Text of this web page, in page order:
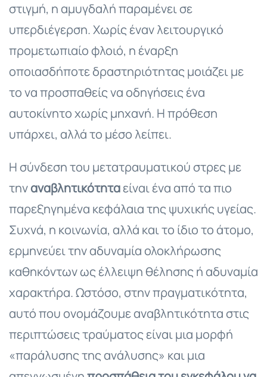
στιγμή, η αμυγδαλή παραμένει σε
υπερδιέγερση. Χωρίς έναν λειτουργικό
προμετωπιαίο φλοιό, η έναρξη
οποιασδήποτε δραστηριότητας μοιάζει με
το να προσπαθείς να οδηγήσεις ένα
αυτοκίνητο χωρίς μηχανή. Η πρόθεση
υπάρχει, αλλά το μέσο λείπει.
Η σύνδεση του μετατραυματικού στρες με
τηναναβλητικότηταείναι ένα από τα πιο
παρεξηγημένα κεφάλαια της ψυχικής υγείας.
Συχνά, η κοινωνία, αλλά και το ίδιο το άτομο,
ερμηνεύει την αδυναμία ολοκλήρωσης
καθηκόντων ως έλλειψη θέλησης ή αδυναμία
χαρακτήρα. Ωστόσο, στην πραγματικότητα,
αυτό που ονομάζουμε αναβλητικότητα στις
περιπτώσεις τραύματος είναι μια μορφή
«παράλυσης της ανάλυσης» και μια